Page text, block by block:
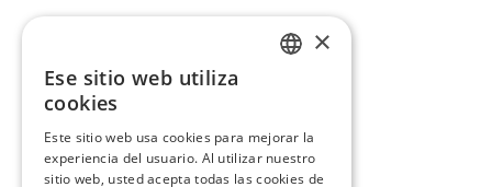
×
Ese sitio web utiliza
cookies
Este sitio web usa cookies para mejorar la
experiencia del usuario. Al utilizar nuestro
sitio web, usted acepta todas las cookies de